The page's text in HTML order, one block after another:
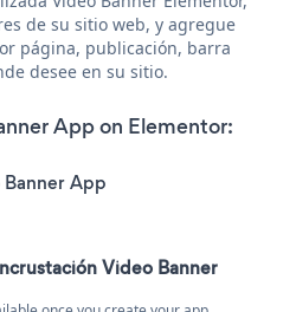
de su sitio web, y agregue
página, publicación, barra
desee en su sitio.
App on Elementor:
App
Video Banner